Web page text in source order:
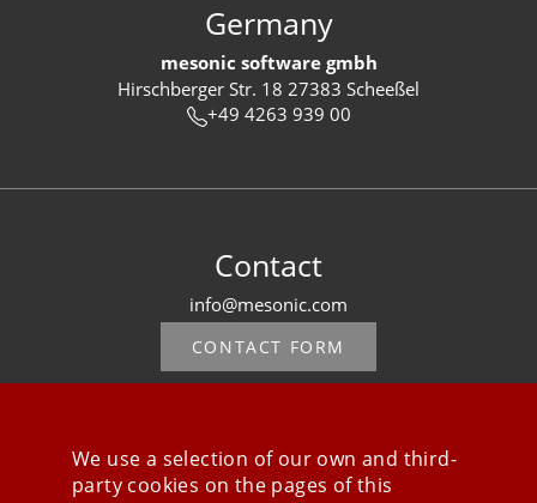
Germany
mesonic software gmbh
Hirschberger Str. 18 27383 Scheeßel
+49 4263 939 00
Contact
info@mesonic.com
CONTACT FORM
We use a selection of our own and third-
party cookies on the pages of this